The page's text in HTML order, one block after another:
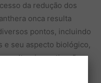
da redução dos
onca resulta
pontos, incluindo
e seu aspecto biológico,
culturais, motivações
aspectos. “É